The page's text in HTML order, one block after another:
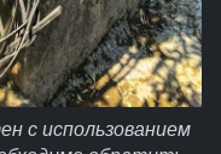
с использованием